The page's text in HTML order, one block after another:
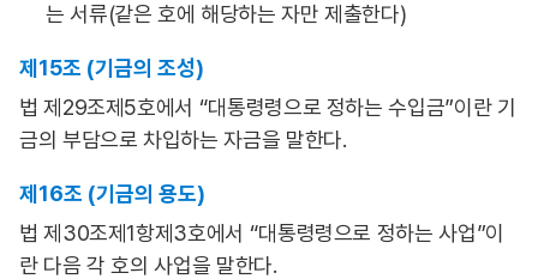
는 서류(같은 호에 해당하는 자만 제출한다)
제15조 (기금의 조성)
법 제29조제5호에서 “대통령령으로 정하는 수입금”이란 기
금의 부담으로 차입하는 자금을 말한다.
제16조 (기금의 용도)
법 제30조제1항제3호에서 “대통령령으로 정하는 사업”이
란 다음 각 호의 사업을 말한다.